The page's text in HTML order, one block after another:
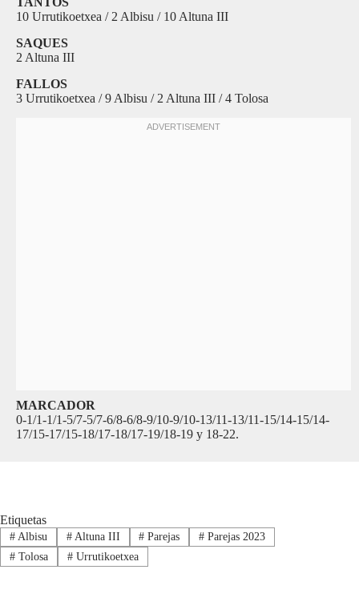
10 Urrutikoetxea / 2 Albisu / 10 Altuna III
SAQUES
2 Altuna III
FALLOS
3 Urrutikoetxea / 9 Albisu / 2 Altuna III / 4 Tolosa
MARCADOR
0-1/1-1/1-5/7-5/7-6/8-6/8-9/10-9/10-13/11-13/11-15/14-15/14-
17/15-17/15-18/17-18/17-19/18-19 y 18-22.
Etiquetas
#Albisu #Altuna III # Parejas # Parejas 2023
#Tolosa #Urrutikoetxea